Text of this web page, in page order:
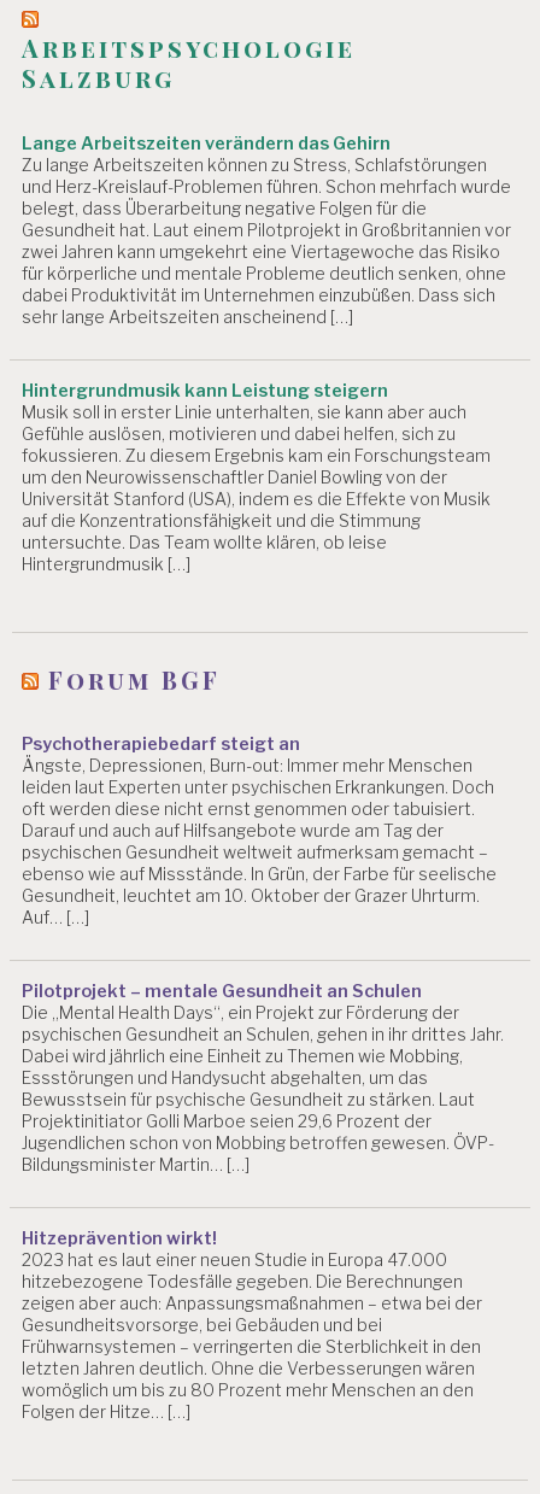
Arbeitspsychologie
Salzburg
Lange Arbeitszeiten verändern das Gehirn
Zu lange Arbeitszeiten können zu Stress, Schlafstörungen
und Herz-Kreislauf-Problemen führen. Schon mehrfach wurde
belegt, dass Überarbeitung negative Folgen für die
Gesundheit hat. Laut einem Pilotprojekt in Großbritannien vor
zwei Jahren kann umgekehrt eine Viertagewoche das Risiko
für körperliche und mentale Probleme deutlich senken, ohne
dabei Produktivität im Unternehmen einzubüßen. Dass sich
sehr lange Arbeitszeiten anscheinend […]
Hintergrundmusik kann Leistung steigern
Musik soll in erster Linie unterhalten, sie kann aber auch
Gefühle auslösen, motivieren und dabei helfen, sich zu
fokussieren. Zu diesem Ergebnis kam ein Forschungsteam
um den Neurowissenschaftler Daniel Bowling von der
Universität Stanford (USA), indem es die Effekte von Musik
auf die Konzentrationsfähigkeit und die Stimmung
untersuchte. Das Team wollte klären, ob leise
Hintergrundmusik […]
Forum BGF
Psychotherapiebedarf steigt an
Ängste, Depressionen, Burn-out: Immer mehr Menschen
leiden laut Experten unter psychischen Erkrankungen. Doch
oft werden diese nicht ernst genommen oder tabuisiert.
Darauf und auch auf Hilfsangebote wurde am Tag der
psychischen Gesundheit weltweit aufmerksam gemacht –
ebenso wie auf Missstände. In Grün, der Farbe für seelische
Gesundheit, leuchtet am 10. Oktober der Grazer Uhrturm.
Auf… […]
Pilotprojekt – mentale Gesundheit an Schulen
Die „Mental Health Days“, ein Projekt zur Förderung der
psychischen Gesundheit an Schulen, gehen in ihr drittes Jahr.
Dabei wird jährlich eine Einheit zu Themen wie Mobbing,
Essstörungen und Handysucht abgehalten, um das
Bewusstsein für psychische Gesundheit zu stärken. Laut
Projektinitiator Golli Marboe seien 29,6 Prozent der
Jugendlichen schon von Mobbing betroffen gewesen. ÖVP-
Bildungsminister Martin… […]
Hitzeprävention wirkt!
2023 hat es laut einer neuen Studie in Europa 47.000
hitzebezogene Todesfälle gegeben. Die Berechnungen
zeigen aber auch: Anpassungsmaßnahmen – etwa bei der
Gesundheitsvorsorge, bei Gebäuden und bei
Frühwarnsystemen – verringerten die Sterblichkeit in den
letzten Jahren deutlich. Ohne die Verbesserungen wären
womöglich um bis zu 80 Prozent mehr Menschen an den
Folgen der Hitze… […]